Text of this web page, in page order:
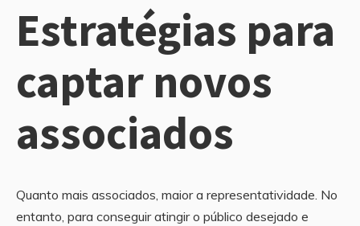
Estratégias para
captar novos
associados
Quanto mais associados, maior a representatividade. No
entanto, para conseguir atingir o público desejado e